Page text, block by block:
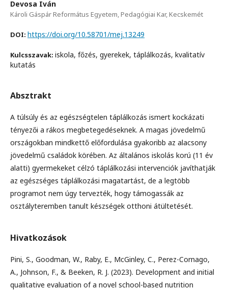
Devosa Iván
Károli Gáspár Református Egyetem, Pedagógiai Kar, Kecskemét
DOI: https://doi.org/10.58701/mej.13249
Kulcsszavak: iskola, főzés, gyerekek, táplálkozás, kvalitatív
kutatás
Absztrakt
A túlsúly és az egészségtelen táplálkozás ismert kockázati
tényezői a rákos megbetegedéseknek. A magas jövedelmű
országokban mindkettő előfordulása gyakoribb az alacsony
jövedelmű családok körében. Az általános iskolás korú (11 év
alatti) gyermekeket célzó táplálkozási intervenciók javíthatják
az egészséges táplálkozási magatartást, de a legtöbb
programot nem úgy tervezték, hogy támogassák az
osztályteremben tanult készségek otthoni átültetését.
Hivatkozások
Pini, S., Goodman, W., Raby, E., McGinley, C., Perez-Cornago,
A., Johnson, F., & Beeken, R. J. (2023). Development and initial
qualitative evaluation of a novel school-based nutrition